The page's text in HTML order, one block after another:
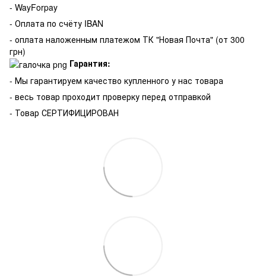
- WayForpay
- Оплата по счёту IBAN
- оплата наложенным платежом ТК "Новая Почта" (от 300
грн)
Гарантия:
- Мы гарантируем качество купленного у нас товара
- весь товар проходит проверку перед отправкой
- Товар СЕРТИФИЦИРОВАН